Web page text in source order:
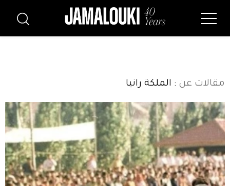
مقالات عن : الملكة رانيا